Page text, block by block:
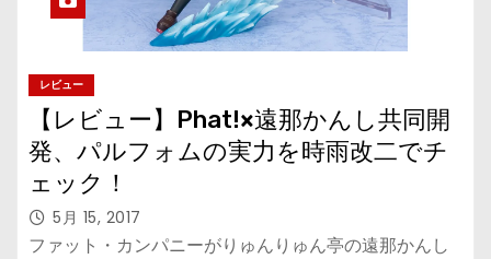
レビュー
【レビュー】Phat!×遠那かんし共同開
発、パルフォムの実力を時雨改二でチ
ェック！
5月 15, 2017
ファット・カンパニーがりゅんりゅん亭の遠那かんし